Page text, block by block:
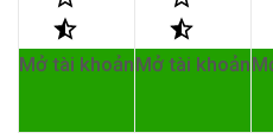
Mở tài khoảnMở tài khoản